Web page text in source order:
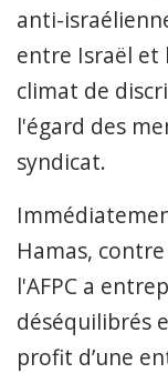
anti-
entre Israël et
climat de
l'égard des
syndicat.
Hamas,
l'AFPC a
déséquilibrés
profit d’une